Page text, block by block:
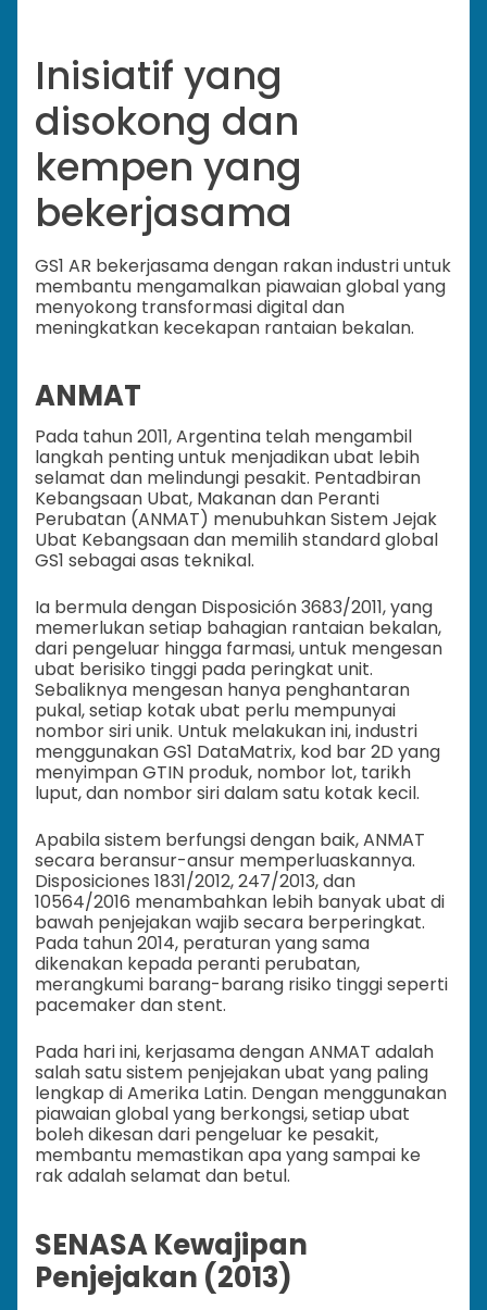
Inisiatif yang
disokong dan
kempen yang
bekerjasama
GS1 AR bekerjasama dengan rakan industri untuk
membantu mengamalkan piawaian global yang
menyokong transformasi digital dan
meningkatkan kecekapan rantaian bekalan.
ANMAT
Pada tahun 2011, Argentina telah mengambil
langkah penting untuk menjadikan ubat lebih
selamat dan melindungi pesakit. Pentadbiran
Kebangsaan Ubat, Makanan dan Peranti
Perubatan (ANMAT) menubuhkan Sistem Jejak
Ubat Kebangsaan dan memilih standard global
GS1 sebagai asas teknikal.
Ia bermula dengan Disposición 3683/2011, yang
memerlukan setiap bahagian rantaian bekalan,
dari pengeluar hingga farmasi, untuk mengesan
ubat berisiko tinggi pada peringkat unit.
Sebaliknya mengesan hanya penghantaran
pukal, setiap kotak ubat perlu mempunyai
nombor siri unik. Untuk melakukan ini, industri
menggunakan GS1 DataMatrix, kod bar 2D yang
menyimpan GTIN produk, nombor lot, tarikh
luput, dan nombor siri dalam satu kotak kecil.
Apabila sistem berfungsi dengan baik, ANMAT
secara beransur-ansur memperluaskannya.
Disposiciones 1831/2012, 247/2013, dan
10564/2016 menambahkan lebih banyak ubat di
bawah penjejakan wajib secara berperingkat.
Pada tahun 2014, peraturan yang sama
dikenakan kepada peranti perubatan,
merangkumi barang-barang risiko tinggi seperti
pacemaker dan stent.
Pada hari ini, kerjasama dengan ANMAT adalah
salah satu sistem penjejakan ubat yang paling
lengkap di Amerika Latin. Dengan menggunakan
piawaian global yang berkongsi, setiap ubat
boleh dikesan dari pengeluar ke pesakit,
membantu memastikan apa yang sampai ke
rak adalah selamat dan betul.
SENASA Kewajipan
Penjejakan (2013)